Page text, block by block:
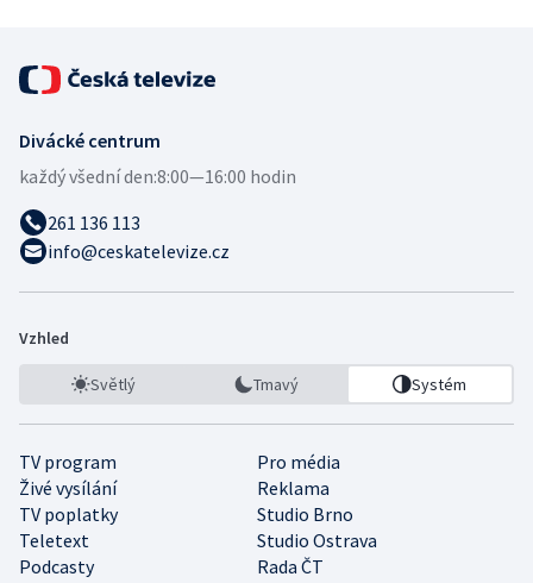
Divácké centrum
každý všední den:8:00—16:00 hodin
261 136 113
info@ceskatelevize.cz
Vzhled
Světlý Tmavý Systém
TV program
Pro média
Živé vysílání
Reklama
TV poplatky
Studio Brno
Teletext
Studio Ostrava
Podcasty
Rada ČT